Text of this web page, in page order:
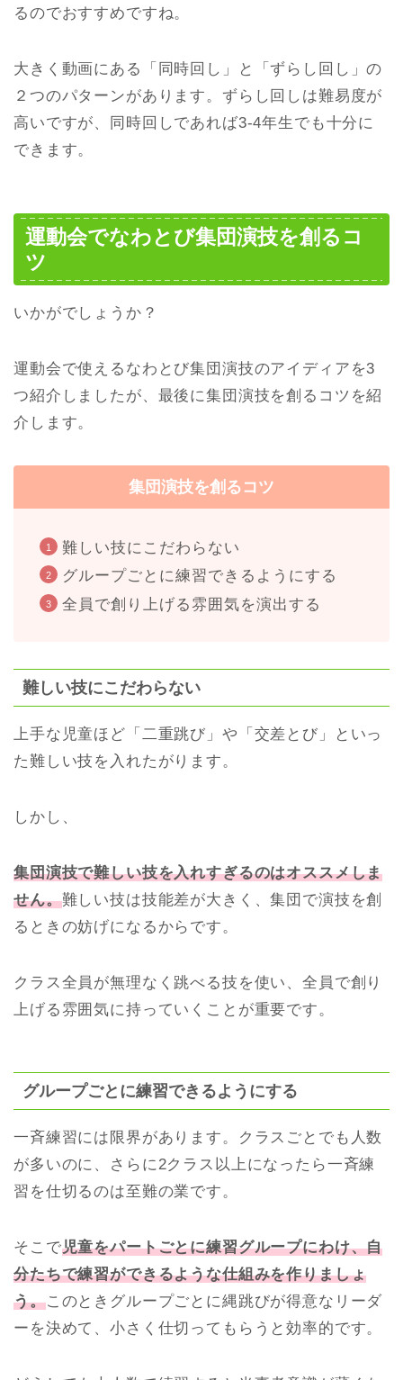
るのでおすすめですね。
大きく動画にある「同時回し」と「ずらし回し」の
２つのパターンがあります。ずらし回しは難易度が
高いですが、同時回しであれば3-4年生でも十分に
できます。
運動会でなわとび集団演技を創るコ
ツ
いかがでしょうか？
運動会で使えるなわとび集団演技のアイディアを3
つ紹介しましたが、最後に集団演技を創るコツを紹
介します。
集団演技を創るコツ
難しい技にこだわらない
グループごとに練習できるようにする
全員で創り上げる雰囲気を演出する
難しい技にこだわらない
上手な児童ほど「二重跳び」や「交差とび」といっ
た難しい技を入れたがります。
しかし、
集団演技で難しい技を入れすぎるのはオススメしま
せん。難しい技は技能差が大きく、集団で演技を創
るときの妨げになるからです。
クラス全員が無理なく跳べる技を使い、全員で創り
上げる雰囲気に持っていくことが重要です。
グループごとに練習できるようにする
一斉練習には限界があります。クラスごとでも人数
が多いのに、さらに2クラス以上になったら一斉練
習を仕切るのは至難の業です。
そこで児童をパートごとに練習グループにわけ、自
分たちで練習ができるような仕組みを作りましょ
う。このときグループごとに縄跳びが得意なリーダ
ーを決めて、小さく仕切ってもらうと効率的です。